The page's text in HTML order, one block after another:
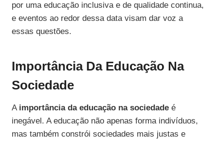
por uma educação inclusiva e de qualidade continua,
e eventos ao redor dessa data visam dar voz a
essas questões.
Importância Da Educação Na
Sociedade
A importância da educação na sociedade é
inegável. A educação não apenas forma indivíduos,
mas também constrói sociedades mais justas e